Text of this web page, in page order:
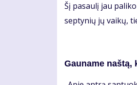
Šį pa­sau­lį jau
sep­ty­nių jų vai­kų,
Gau­na­me naš­tą,